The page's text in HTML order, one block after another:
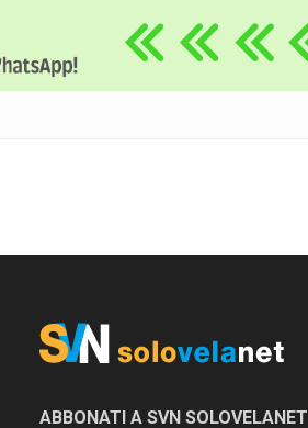
ABBONATI A SVN SOLOVELANET